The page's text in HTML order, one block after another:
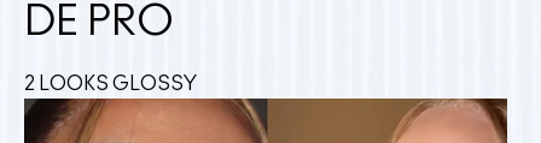
DE PRO
2 LOOKS GLOSSY